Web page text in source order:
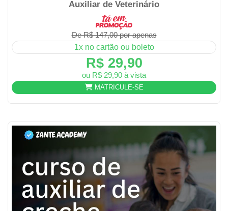
Auxiliar de Veterinário
De R$ 147,00 por apenas
1x no cartão ou boleto
R$ 29,90
ou R$ 29,90 à vista
MATRICULE-SE